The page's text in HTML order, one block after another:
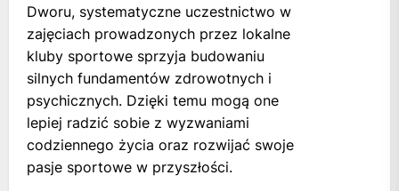
Dworu, systematyczne uczestnictwo w
zajęciach prowadzonych przez lokalne
kluby sportowe sprzyja budowaniu
silnych fundamentów zdrowotnych i
psychicznych. Dzięki temu mogą one
lepiej radzić sobie z wyzwaniami
codziennego życia oraz rozwijać swoje
pasje sportowe w przyszłości.